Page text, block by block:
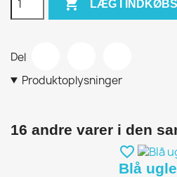
LÆG I
Del
Produktoplysninger
16 andre varer i den
favorite_border
Blå